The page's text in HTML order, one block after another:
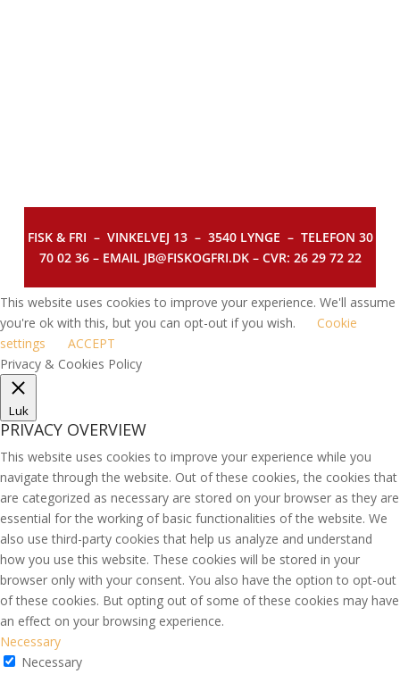
FISK & FRI – VINKELVEJ 13 – 3540 LYNGE – TELEFON 30
70 02 36 – EMAIL JB@FISKOGFRI.DK – CVR: 26 29 72 22
This website uses cookies to improve your experience. We'll assume
you're ok with this, but you can opt-out if you wish.
Cookie
settings
ACCEPT
Privacy & Cookies Policy
Luk
PRIVACY OVERVIEW
This website uses cookies to improve your experience while you
navigate through the website. Out of these cookies, the cookies that
are categorized as necessary are stored on your browser as they are
essential for the working of basic functionalities of the website. We
also use third-party cookies that help us analyze and understand
how you use this website. These cookies will be stored in your
browser only with your consent. You also have the option to opt-out
of these cookies. But opting out of some of these cookies may have
an effect on your browsing experience.
Necessary
Necessary